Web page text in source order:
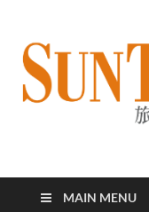
太陽網
MAIN MENU